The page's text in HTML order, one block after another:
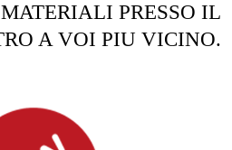
PRESSO IL
A VOI PIU VICINO.